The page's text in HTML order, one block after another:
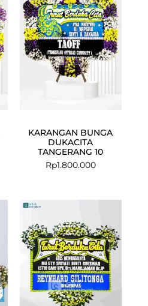
KARANGAN BUNGA
DUKACITA
TANGERANG 10
Rp1.800.000